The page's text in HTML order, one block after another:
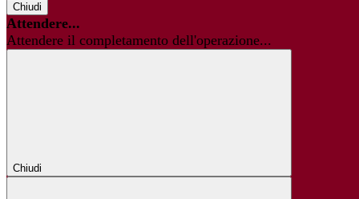
Chiudi
Attendere...
Attendere il completamento dell'operazione...
Chiudi